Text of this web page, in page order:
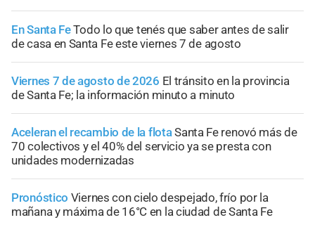
En Santa FeTodo lo que tenés que saber antes de salir
de casa en Santa Fe este viernes 7 de agosto
Viernes 7 de agosto de 2026 El tránsito en la provincia
de Santa Fe; la información minuto a minuto
Aceleran el recambio de la flotaSanta Fe renovó más de
70 colectivos y el 40% del servicio ya se presta con
unidades modernizadas
Pronóstico Viernes con cielo despejado, frío por la
mañana y máxima de 16°C en la ciudad de Santa Fe